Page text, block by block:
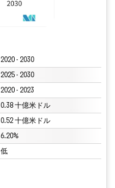
2020 - 2030
2025 - 2030
2020 - 2023
0.38 十億米ドル
0.52 十億米ドル
6.20%
低